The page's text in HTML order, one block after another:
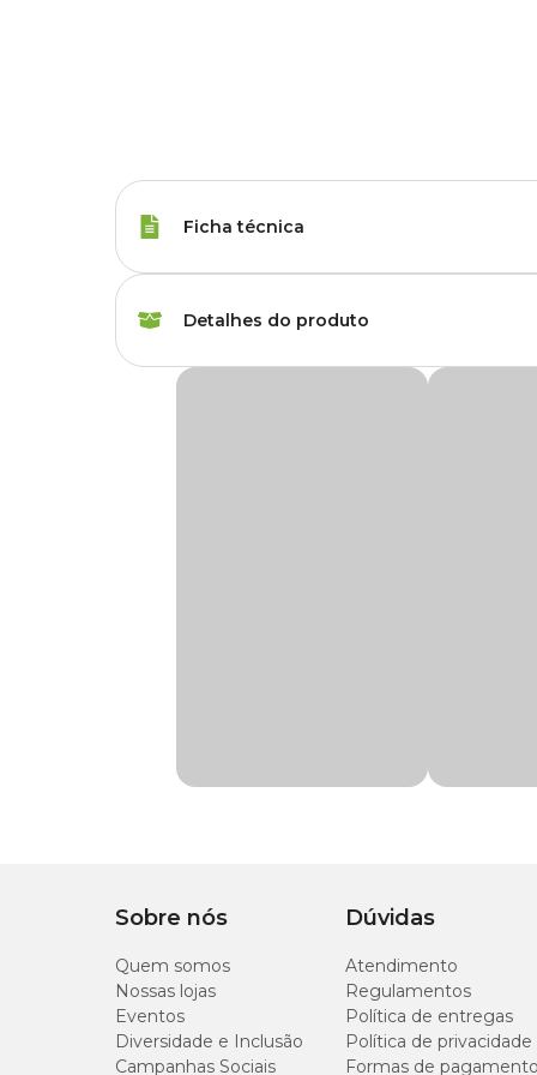
Ficha técnica
Marca Gelopan
Detalhes do produto
diluir 50 g da pomada em 1 L de água morna para
do medicamento e conforto do animal.
Abaixo você confere a fórmula e princípios ativos de
Mentol
Sobre nós
Quem somos
Nossas lojas
Eventos
Diversidade e Inclusão
Campanhas Sociais
Dúvidas
Atendimento
Regulamentos
Política de entregas
Política de privacidade
Formas de pagamento